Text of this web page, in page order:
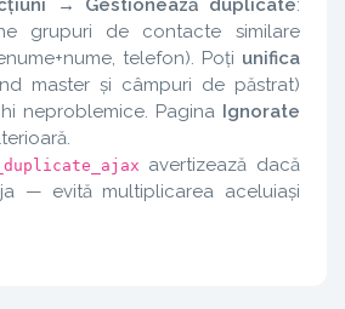
→ Gestionează duplicate:
grupuri de contacte similare
telefon). Poți unifica
master și câmpuri de păstrat)
neproblemice. Pagina Ignorate
avertizează dacă
— evită multiplicarea aceluiași